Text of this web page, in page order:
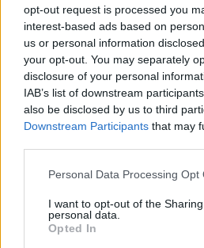
opt-out request is processed you
interest-based ads based on
us or personal information
your opt-out. You may separately
disclosure of your personal
IAB’s list of downstream
also be disclosed by us to third
Downstream Participants that may
Personal Data Processing Opt
I want to opt-out of the
personal data.
Opted In
Prenumerera
{}
äldsta